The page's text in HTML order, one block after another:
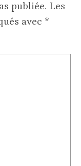
publiée. Les
avec *